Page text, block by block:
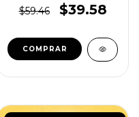
$59.46
$39.58